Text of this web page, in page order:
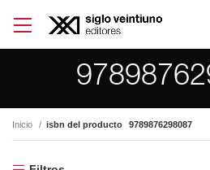
Inicio isbn del producto 9789876298087